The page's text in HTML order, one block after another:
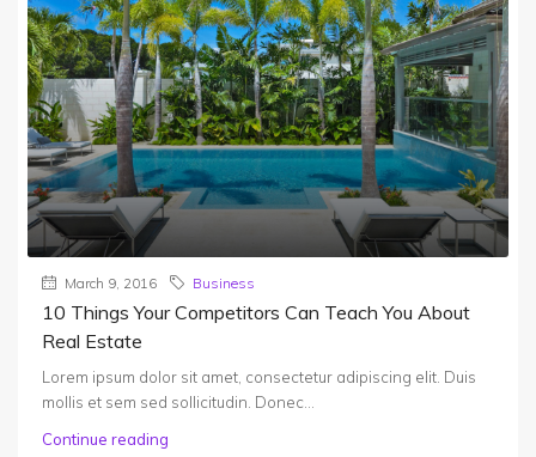
March 9, 2016 Business
10 Things Your Competitors Can Teach You About
Real Estate
Lorem ipsum dolor sit amet, consectetur adipiscing elit. Duis
mollis et sem sed sollicitudin. Donec...
Continue reading